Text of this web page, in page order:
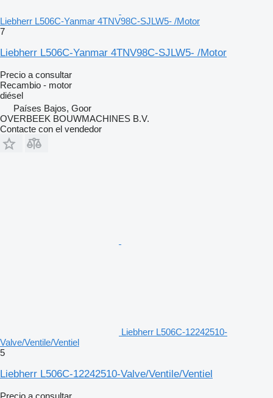
Liebherr L506C-Yanmar 4TNV98C-SJLW5- /Motor
7
Liebherr L506C-Yanmar 4TNV98C-SJLW5- /Motor
Precio a consultar
Recambio - motor
diésel
Países Bajos, Goor
OVERBEEK BOUWMACHINES B.V.
Contacte con el vendedor
Liebherr L506C-12242510-
Valve/Ventile/Ventiel
5
Liebherr L506C-12242510-Valve/Ventile/Ventiel
Precio a consultar